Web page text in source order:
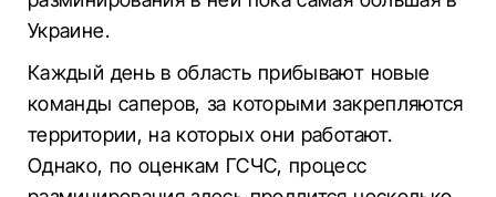
Украине.
Каждый день в область прибывают новые
команды саперов, за которыми закрепляются
территории, на которых они работают.
Однако, по оценкам ГСЧС, процесс